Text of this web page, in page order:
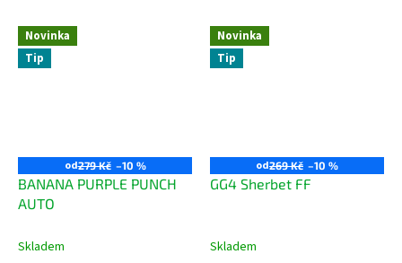
Novinka
Tip
od279 Kč –10 %
BANANA PURPLE PUNCH
AUTO
Skladem
Novinka
Tip
od269 Kč –10 %
GG4 Sherbet FF
Skladem